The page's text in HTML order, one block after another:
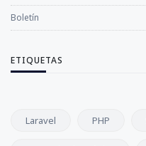
Boletín
ETIQUETAS
Laravel PHP